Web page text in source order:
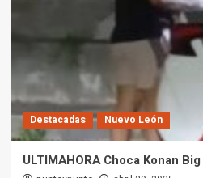
Destacadas Nuevo León
ULTIMAHORA Choca Konan Big